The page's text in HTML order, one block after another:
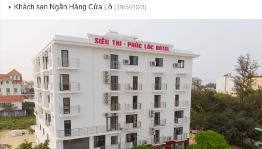
Khách sạn Ngân Hàng Cửa Lò (19/5/2023)